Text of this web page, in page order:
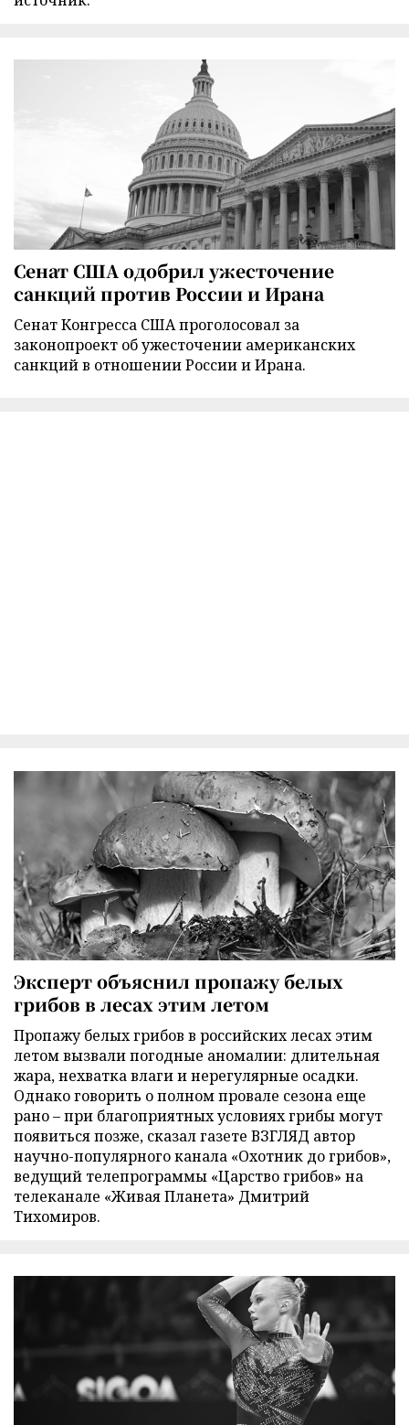
Сенат США одобрил ужесточение
санкций против России и Ирана
Сенат Конгресса США проголосовал за
законопроект об ужесточении американских
санкций в отношении России и Ирана.
Эксперт объяснил пропажу белых
грибов в лесах этим летом
Пропажу белых грибов в российских лесах этим
летом вызвали погодные аномалии: длительная
жара, нехватка влаги и нерегулярные осадки.
Однако говорить о полном провале сезона еще
рано – при благоприятных условиях грибы могут
появиться позже, сказал газете ВЗГЛЯД автор
научно-популярного канала «Охотник до грибов»,
ведущий телепрограммы «Царство грибов» на
телеканале «Живая Планета» Дмитрий
Тихомиров.